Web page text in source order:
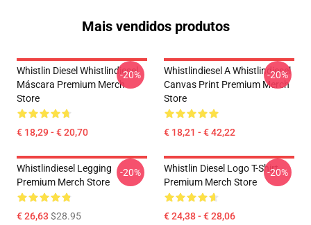
Mais vendidos produtos
Whistlin Diesel Whistlindiesel
Máscara Premium Merch
Store
€ 18,29 - € 20,70
-20%
Whistlindiesel A Whistlindiesel
Canvas Print Premium Merch
Store
€ 18,21 - € 42,22
-20%
Whistlindiesel Legging
Premium Merch Store
€ 26,63 $28.95
-20%
Whistlin Diesel Logo T-Shirt
Premium Merch Store
€ 24,38 - € 28,06
-20%